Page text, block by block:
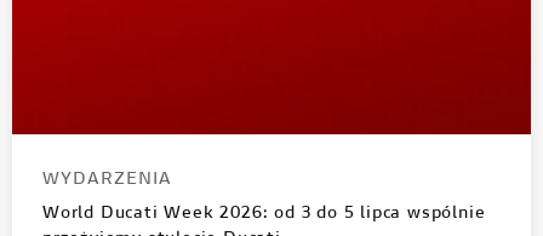
WYDARZENIA
World Ducati Week 2026: od 3 do 5 lipca wspólnie